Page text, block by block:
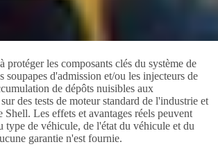
protéger les composants clés du système de
soupapes d'admission et/ou les injecteurs de
de dépôts nuisibles aux
des tests de moteur standard de l'industrie et
Shell. Les effets et avantages réels peuvent
type de véhicule, de l'état du véhicule et du
garantie n'est fournie.